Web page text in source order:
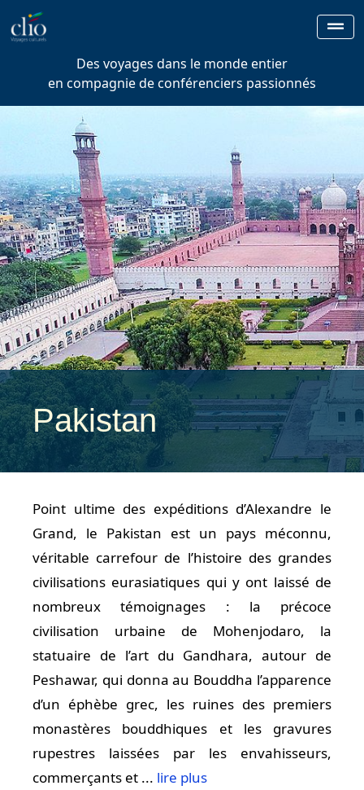
Des voyages dans le monde entier
en compagnie de conférenciers passionnés
Pakistan
Point ultime des expéditions d’Alexandre le
Grand, le Pakistan est un pays méconnu,
véritable carrefour de l’histoire des grandes
civilisations eurasiatiques qui y ont laissé de
nombreux témoignages : la précoce
civilisation urbaine de Mohenjodaro, la
statuaire de l’art du Gandhara, autour de
Peshawar, qui donna au Bouddha l’apparence
d’un éphèbe grec, les ruines des premiers
monastères bouddhiques et les gravures
rupestres laissées par les envahisseurs,
commerçants et ... lire plus